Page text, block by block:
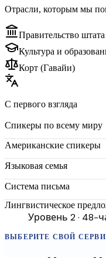
Отрасли, которым мы
Правительство
Культура и
Корт (Гавайи)
С первого взгляда
Спикеры по всему миру
Американские спикеры
Языковая семья
Система письма
Лингвистическое
Уровень 2 · 48-
ВЫБЕРИТЕ СВОЙ